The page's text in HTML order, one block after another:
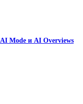
Mode и AI Overviews